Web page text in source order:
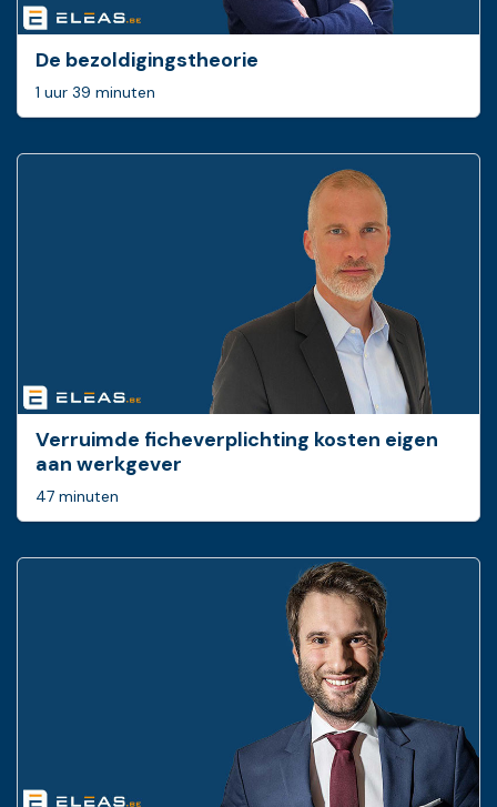
De bezoldigingstheorie
1 uur 39 minuten
Verruimde ficheverplichting kosten eigen
aan werkgever
47 minuten